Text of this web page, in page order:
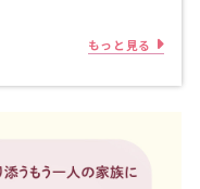
もっと見る